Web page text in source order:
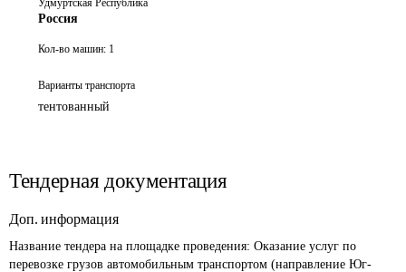
Удмуртская Республика
Россия
Кол-во машин: 1
Варианты транспорта
тентованный
Тендерная документация
Доп. информация
Название тендера на площадке проведения: Оказание услуг по
перевозке грузов автомобильным транспортом (направление Юг-